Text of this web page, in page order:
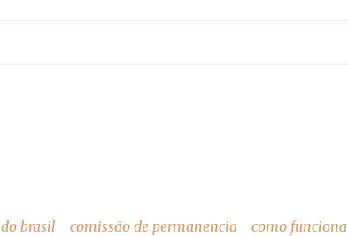
brasil comissão de permanencia
como funciona